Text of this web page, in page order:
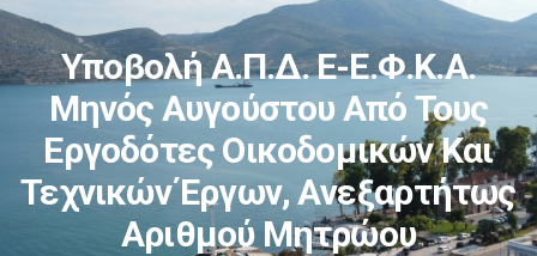
Υποβολή Α.Π.Δ. E-Ε.Φ.Κ.Α.
Μηνός Αυγούστου Από Τους
Εργοδότες Οικοδομικών Και
Τεχνικών Έργων, Ανεξαρτήτως
Αριθμού Μητρώου